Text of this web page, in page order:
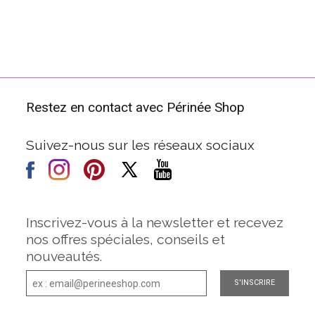
Restez en contact avec Périnée Shop
Suivez-nous sur les réseaux sociaux
Inscrivez-vous à la newsletter et recevez
nos offres spéciales, conseils et
nouveautés.
S'INSCRIRE